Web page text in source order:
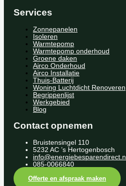
Services
Zonnepanelen
Isoleren
Warmtepomp
Warmtepomp onderhoud
Groene daken
Airco Onderhoud
Airco Installatie
Thuis-Batterij
Woning Luchtdicht Renoveren
Begrippenlijst
Werkgebied
Blog
Contact opnemen
Bruistensingel 110
5232 AC ’s Hertogenbosch
info@energiebesparendirect.nl
085-0066840
Offerte en afspraak maken